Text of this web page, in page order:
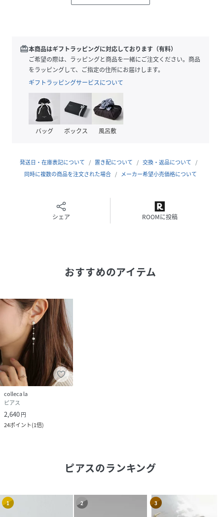
じめご了承下さい。
性別タイプ レディース
合金
人工パール
(ap140-gol-Fr KH4470)
redeem本商品はギフトラッピングに対応しております（有料）
ご希望の際は、ラッピングと商品を一緒にご注文ください。商品
をラッピングして、ご指定の住所にお届けします。
ギフトラッピングサービスについて
バッグ ボックス 風呂敷
発送日・在庫表記について 置き配について
交換・返品について
同時に複数の商品を注文された場合
メーカー希望小売価格について
シェア ROOMに投稿
おすすめのアイテム
colleca la
ピアス
2,640円
24ポイント(1倍)
ピアスのランキング
1 2 3